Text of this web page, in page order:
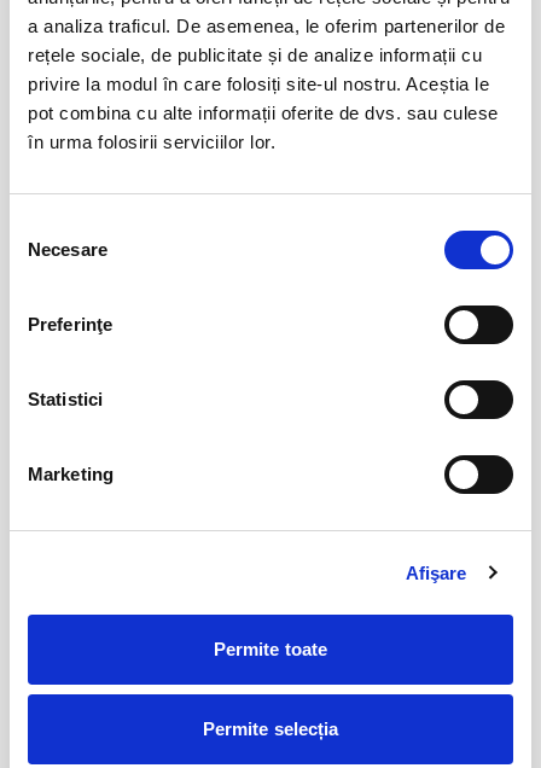
a analiza traficul. De asemenea, le oferim partenerilor de
rețele sociale, de publicitate și de analize informații cu
privire la modul în care folosiți site-ul nostru. Aceștia le
pot combina cu alte informații oferite de dvs. sau culese
în urma folosirii serviciilor lor.
consimțământului
Necesare
Preferinţe
Statistici
Marketing
Afişare
Permite toate
Permite selecția
povestea lui Jojo, a Zeldei, a lui Sébastien, a lui Thomas, a Larei, a
destinele celorlalți adolescenți-homari (în concepția psihologului
Françoise Dolto). Ieșirea din carapace în universul adolescenței
presupune riscuri, luări de decizii, compromisuri. Totul în scenariul-colaj
al unui spectacol în care protagoniștii râd, se îndrăgostesc, se
CONTINUARE
Evenimente similare
07
aug
aug
O femeie impartita la doi